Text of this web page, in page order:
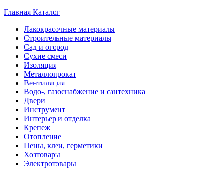
Главная Каталог
Лакокрасочные материалы
Строительные материалы
Сад и огород
Сухие смеси
Изоляция
Металлопрокат
Вентиляция
Водо-, газоснабжение и сантехника
Двери
Инструмент
Интерьер и отделка
Крепеж
Отопление
Пены, клеи, герметики
Хозтовары
Электротовары